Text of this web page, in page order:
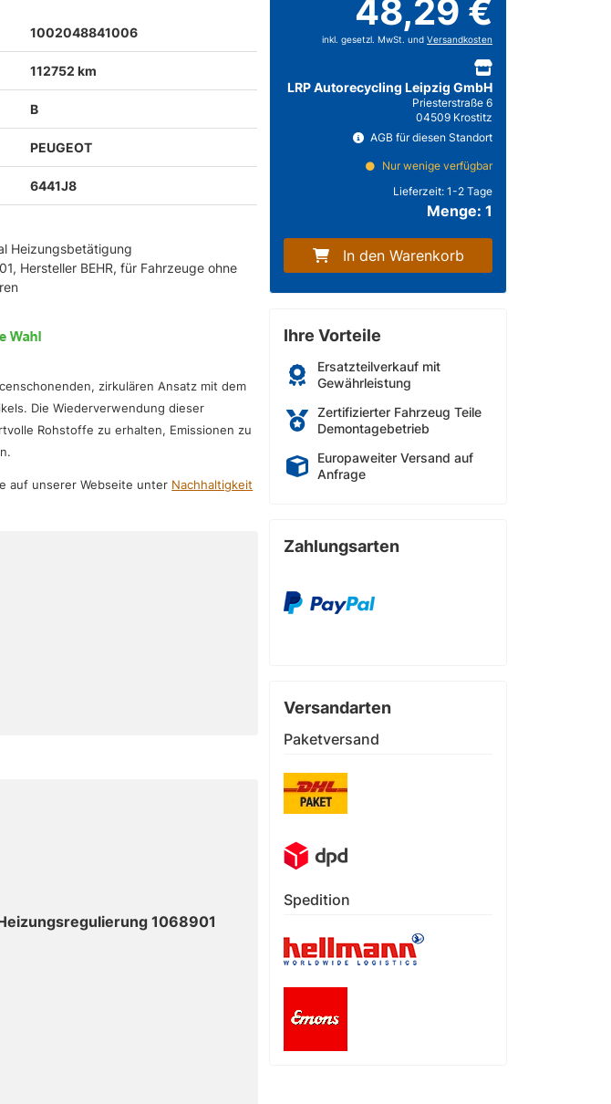
1002048841006
112752 km
B
PEUGEOT
6441J8
Heizungsbetätigung
Hersteller BEHR, für Fahrzeuge ohne
zirkulären Ansatz mit dem
Die Wiederverwendung dieser
Rohstoffe zu erhalten, Emissionen zu
auf unserer Webseite unter Nachhaltigkeit
1068901
48,29 €
inkl. gesetzl. MwSt. und Versandkosten
LRP Autorecycling Leipzig GmbH
Priesterstraße 6
04509 Krostitz
AGB für diesen Standort
Nur wenige verfügbar
Lieferzeit: 1-2 Tage
Menge: 1
In den Warenkorb
Ihre Vorteile
Ersatzteilverkauf mit
Gewährleistung
Zertifizierter Fahrzeug Teile
Demontagebetrieb
Europaweiter Versand auf
Anfrage
Zahlungsarten
Versandarten
Paketversand
Spedition